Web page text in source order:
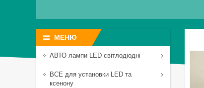
АВТО лампи LED світлодіодні
ВСЕ для установки LED та
ксенону